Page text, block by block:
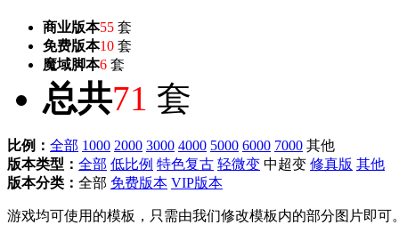
商业版本55 套
免费版本10 套
魔域脚本6 套
总共71 套
比例： 全部 1000 2000 3000 4000 5000 6000 7000 其他
版本类型： 全部 低比例 特色复古 轻微变 中超变 修真版 其他
版本分类： 全部 免费版本 VIP版本
游戏均可使用的模板，只需由我们修改模板内的部分图片即可